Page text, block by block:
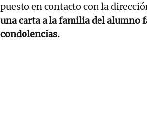
puesto en contacto con la
una carta a la familia del alumno
condolencias.